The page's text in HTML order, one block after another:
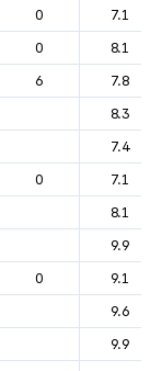
0
7.1
0
8.1
6
7.8
8.3
7.4
0
7.1
8.1
9.9
0
9.1
9.6
9.9